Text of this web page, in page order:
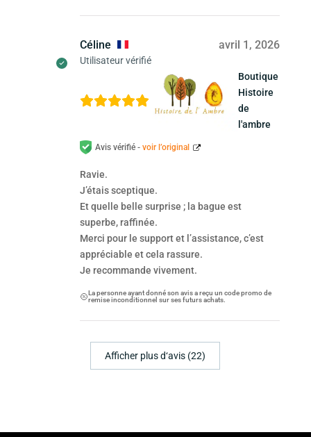
Céline
Utilisateur vérifié
avril 1, 2026
Boutique
Histoire
de
l'ambre
Avis vérifié - voir l’original
Ravie.
J’étais sceptique.
Et quelle belle surprise ; la bague est
superbe, raffinée.
Merci pour le support et l’assistance, c’est
appréciable et cela rassure.
Je recommande vivement.
La personne ayant donné son avis a reçu un code promo de
remise inconditionnel sur ses futurs achats.
Afficher plus d‘avis (22)